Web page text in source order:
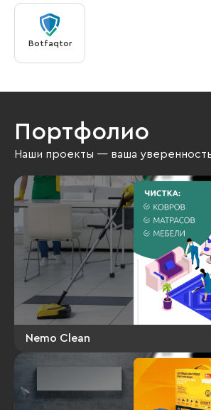
Botfaqtor
Портфолио
Наши проекты — ваша
Nemo Clean